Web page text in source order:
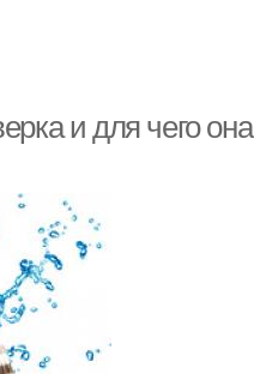
и для чего она